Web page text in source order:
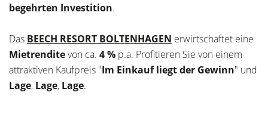
begehrten Investition.
Das BEECH RESORT BOLTENHAGEN erwirtschaftet eine
Mietrenditevon ca. 4 % p.a. Profitieren Sie von einem
attraktiven Kaufpreis "Im Einkauf liegt der Gewinn" und
Lage, Lage, Lage.